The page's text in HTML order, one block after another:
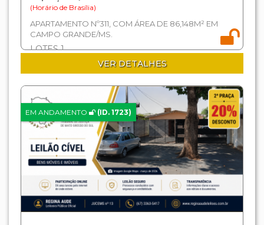
(Horário de Brasília)
APARTAMENTO Nº311, COM ÁREA DE 86,148M² EM
CAMPO GRANDE/MS.
LOTES 1
VER DETALHES
EM ANDAMENTO (ID. 1723)